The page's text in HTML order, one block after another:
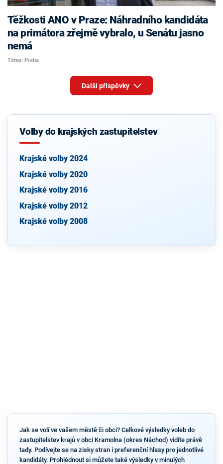
Těžkosti ANO v Praze: Náhradního kandidáta
na primátora zřejmě vybralo, u Senátu jasno
nemá
Téma: Praha
Další příspěvky
Volby do krajských zastupitelstev
Krajské volby 2024
Krajské volby 2020
Krajské volby 2016
Krajské volby 2012
Krajské volby 2008
Jak se volí ve vašem městě či obci? Celkové výsledky voleb do
zastupitelstev krajů v obci Kramolna (okres Náchod) vidíte právě
tady. Podívejte se na zisky stran i preferenční hlasy pro jednotlivé
kandidáty. Prohlédnout si můžete také výsledky v minulých